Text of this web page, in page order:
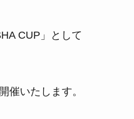
CUP」として
催いたします。